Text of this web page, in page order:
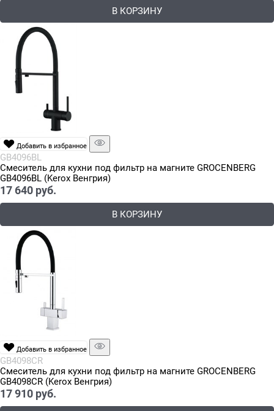
В КОРЗИНУ
Добавить в избранное
GB4096BL
Смеситель для кухни под фильтр на магните GROCENBERG
GB4096BL (Kerox Венгрия)
17 640 руб.
В КОРЗИНУ
Добавить в избранное
GB4098CR
Смеситель для кухни под фильтр на магните GROCENBERG
GB4098CR (Kerox Венгрия)
17 910 руб.